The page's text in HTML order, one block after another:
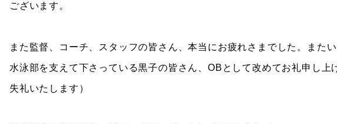
ございます。
また監督、コーチ、スタッフの皆さん、本当にお疲れさまでした。また
水泳部を支えて下さっている黒子の皆さん、OBとして改めてお礼申し上
失礼いたします）